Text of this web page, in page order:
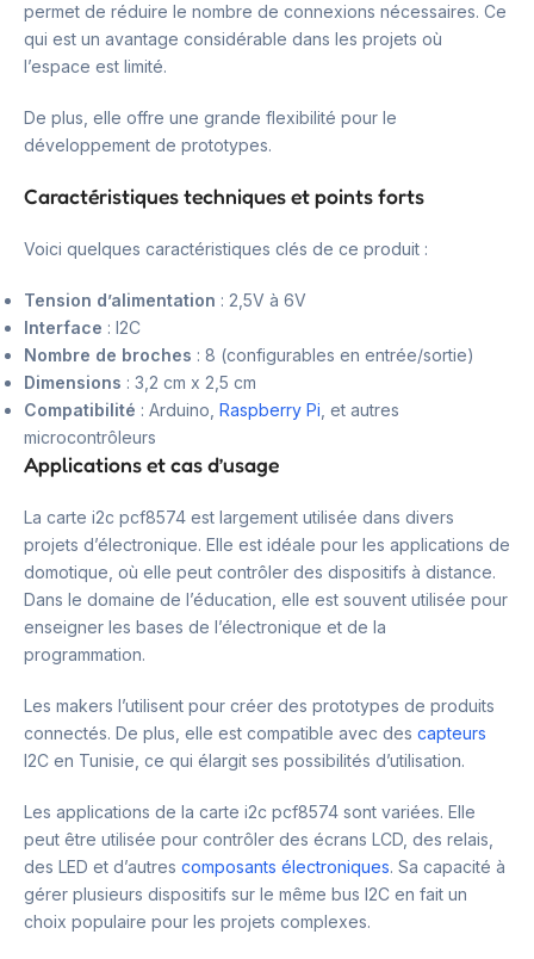
permet de réduire le nombre de connexions nécessaires. Ce
qui est un avantage considérable dans les projets où
l’espace est limité.
De plus, elle offre une grande flexibilité pour le
développement de prototypes.
Caractéristiques techniques et points forts
Voici quelques caractéristiques clés de ce produit :
Tension d’alimentation : 2,5V à 6V
Interface : I2C
Nombre de broches : 8 (configurables en entrée/sortie)
Dimensions : 3,2 cm x 2,5 cm
Compatibilité : Arduino, Raspberry Pi , et autres
microcontrôleurs
Applications et cas d’usage
La carte i2c pcf8574 est largement utilisée dans divers
projets d’électronique. Elle est idéale pour les applications de
domotique, où elle peut contrôler des dispositifs à distance.
Dans le domaine de l’éducation, elle est souvent utilisée pour
enseigner les bases de l’électronique et de la
programmation.
Les makers l’utilisent pour créer des prototypes de produits
connectés. De plus, elle est compatible avec des capteurs
I2C en Tunisie, ce qui élargit ses possibilités d’utilisation.
Les applications de la carte i2c pcf8574 sont variées. Elle
peut être utilisée pour contrôler des écrans LCD, des relais,
des LED et d’autres composants électroniques. Sa capacité à
gérer plusieurs dispositifs sur le même bus I2C en fait un
choix populaire pour les projets complexes.